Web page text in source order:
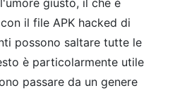
il file APK hacked di
possono saltare tutte le
è particolarmente utile
passare da un genere